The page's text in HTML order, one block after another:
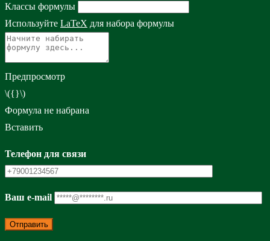
Классы формулы
Используйте LaTeX для набора формулы
Предпросмотр
\({}\)
Формула не набрана
Вставить
Телефон для связи
Ваш e-mail